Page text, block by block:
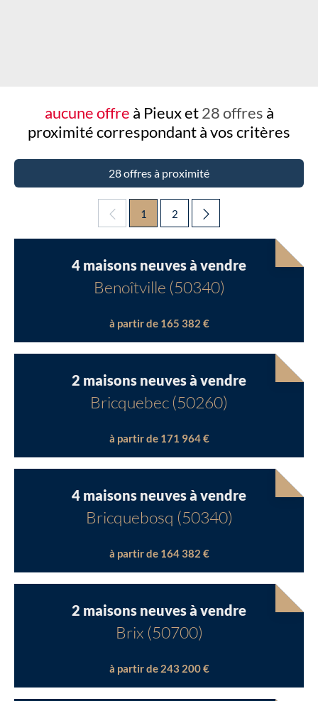
aucune offre à Pieux et28 offres à
proximitécorrespondant à vos critères
28 offres à proximité
1 2
4 maisons neuves à vendre
Benoîtville (50340)
à partir de 165 382 €
2 maisons neuves à vendre
Bricquebec (50260)
à partir de 171 964 €
4 maisons neuves à vendre
Bricquebosq (50340)
à partir de 164 382 €
2 maisons neuves à vendre
Brix (50700)
à partir de 243 200 €